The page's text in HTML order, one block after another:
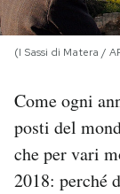
SHOP
CALENDARIO
AREA
(I Sassi di Matera /
Come ogni
posti del
che per vari
2018: perché